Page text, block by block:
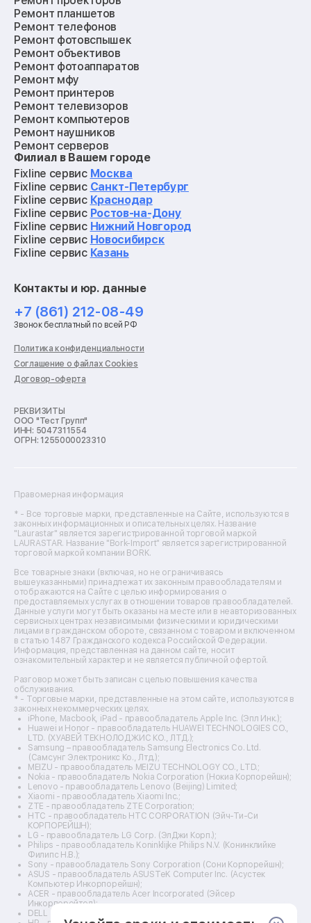
Ремонт планшетов
Ремонт телефонов
Ремонт фотовспышек
Ремонт объективов
Ремонт фотоаппаратов
Ремонт мфу
Ремонт принтеров
Ремонт телевизоров
Ремонт компьютеров
Ремонт наушников
Ремонт серверов
Ремонт мониторов
Ремонт квадрокоптеров
Ремонт электросамокатов
Ремонт материнских плат
Ремонт видеокарт
Ремонт кофемашин
Ремонт vr систем
Ремонт игровых приставок
Ремонт роботов-пылесосов
Ремонт холодильников
Ремонт стиральных машин
Ремонт пылесосов
Ремонт варочных панелей
Ремонт духовых шкафов
Ремонт кондиционеров
Ремонт кухонных комбайнов
Ремонт морозильных камер
Ремонт отпаривателей
Ремонт плоттеров
Ремонт фенов
Ремонт цифровых биноклей
Ремонт тепловизоров
Ремонт массажных кресел
Ремонт водонагревателей
Ремонт вытяжек
Ремонт источников бесперебойного питания
Ремонт пароварок
Ремонт микшерных пультов
Ремонт dj-пультов
Ремонт кухонных плит
Ремонт стедикамов
Ремонт оптических прицелов
Ремонт электровелосипедов
Ремонт видеокамер
Ремонт эхолотов
Ремонт 3d-принтеров
Ремонт прицелов ночного видения
Ремонт винных шкафов
Ремонт выпрямителей
Ремонт сушилок для рук
Ремонт дальномеров
Ремонт снегоуборщиков
Филиал в Вашем городе
Fixline сервис Москва
Fixline сервис Санкт-Петербург
Fixline сервис Краснодар
Fixline сервис Ростов-на-Дону
Fixline сервис Нижний Новгород
Fixline сервис Новосибирск
Fixline сервис Казань
Контакты и юр. данные
+7 (861) 212-08-49
Звонок бесплатный по всей РФ
Политика конфиденциальности
Соглашение о файлах Cookies
Договор-оферта
РЕКВИЗИТЫ
ООО "Тест Групп"
ИНН: 5047311554
ОГРН: 1255000023310
Правомерная информация
* - Все торговые марки, представленные на Сайте, используются в
законных информационных и описательных целях. Название
"Laurastar" является зарегистрированной торговой маркой
LAURASTAR. Название "Bork-Import" является зарегистрированной
торговой маркой компании BORK.
Все товарные знаки (включая, но не ограничиваясь
вышеуказанными) принадлежат их законным правообладателям и
отображаются на Сайте с целью информирования о
предоставляемых услугах в отношении товаров правообладателей.
Данные услуги могут быть оказаны на месте или в неавторизованных
сервисных центрах независимыми физическими и юридическими
лицами в гражданском обороте, связанном с товаром и включенном
в статью 1487 Гражданского кодекса Российской Федерации.
Информация, представленная на данном сайте, носит
ознакомительный характер и не является публичной офертой.
Разговор может быть записан с целью повышения качества
обслуживания.
* - Торговые марки, представленные на этом сайте, используются в
законных некоммерческих целях.
iPhone, Macbook, iPad - правообладатель Apple Inc. (Эпл Инк.);
Huawei и Honor - правообладатель HUAWEI TECHNOLOGIES CO.,
LTD. (ХУАВЕЙ ТЕКНОЛОДЖИС КО., ЛТД.);
Samsung – правообладатель Samsung Electronics Co. Ltd.
(Самсунг Электроникс Ко., Лтд.);
MEIZU - правообладатель MEIZU TECHNOLOGY CO., LTD.;
Nokia - правообладатель Nokia Corporation (Нокиа Корпорейшн);
Lenovo - правообладатель Lenovo (Beijing) Limited;
Xiaomi - правообладатель Xiaomi Inc.;
ZTE - правообладатель ZTE Corporation;
HTC - правообладатель HTC CORPORATION (Эйч-Ти-Си
КОРПОРЕЙШН);
LG - правообладатель LG Corp. (ЭлДжи Корп.);
Philips - правообладатель Koninklijke Philips N.V. (Конинклийке
Филипс Н.В.);
Sony - правообладатель Sony Corporation (Сони Корпорейшн);
ASUS - правообладатель ASUSTeK Computer Inc. (Асустек
Компьютер Инкорпорейшн);
ACER - правообладатель Acer Incorporated (Эйсер
Инкорпорейтед);
DELL - правообладатель Dell Inc.(Делл Инк.);